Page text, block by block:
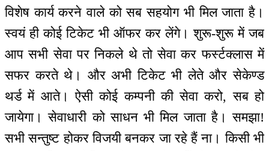
विशेष कार्य करने वाले को सब सहयोग भी मिल जाता है।
स्वयं ही कोई टिकेट भी ऑफर कर लेंगे। शुरू-शुरू में जब
आप सभी सेवा पर निकले थे तो सेवा कर फर्स्टक्लास में
सफर करते थे। और अभी टिकेट भी लेते और सेकेण्ड
थर्ड में आते। ऐसी कोई कम्पनी की सेवा करो, सब हो
जायेगा। सेवाधारी को साधन भी मिल जाता है। समझा!
सभी सन्तुष्ट होकर विजयी बनकर जा रहे हैं ना। किसी भी